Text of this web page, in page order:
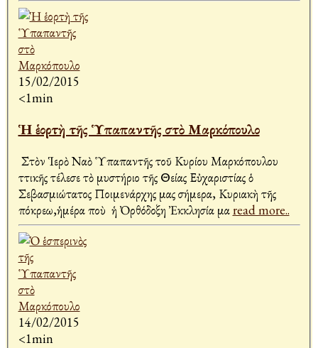
15/02/2015
<1min
Ἡ ἑορτὴ τῆς Ὑπαπαντῆς στὸ Μαρκόπουλο
Στὸν Ἱερὸ Ναὸ Ὑπαπαντῆς τοῦ Κυρίου Μαρκόπουλου
Ἀττικῆς τέλεσε τὸ μυστήριο τῆς Θείας Εὐχαριστίας ὁ
Σεβασμιώτατος Ποιμενάρχης μας σήμερα, Κυριακὴ τῆς
Ἀπόκρεω,ἡμέρα ποὺ ἡ Ὀρθόδοξη Ἐκκλησία μαread more..
14/02/2015
<1min